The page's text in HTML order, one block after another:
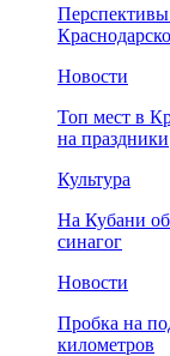
Перспективы
Новости
Топ мест в
на праздники
Культура
На Кубани
синагог
Новости
Пробка на
километров